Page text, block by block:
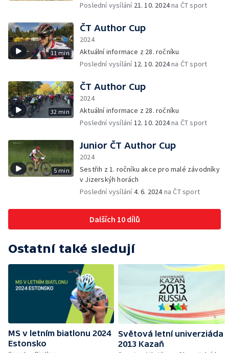
Poslední vysílání 21. 10. 2024na ČT sport
11 min
ČT Author Cup
2024
Aktuální informace z 28. ročníku
Poslední vysílání12. 10. 2024na ČT sport
32 min
ČT Author Cup
2024
Aktuální informace z 28. ročníku
Poslední vysílání12. 10. 2024na ČT sport
5 min
Junior ČT Author Cup
2024
Sestřih z 1. ročníku akce pro malé závodníky
v Jizerskýh horách
Poslední vysílání4. 6. 2024na ČT sport
Dalších 10 dílů
Ostatní také sledují
MS v letním biatlonu 2024
Estonsko
Světová letní univerziáda
2013 Kazaň